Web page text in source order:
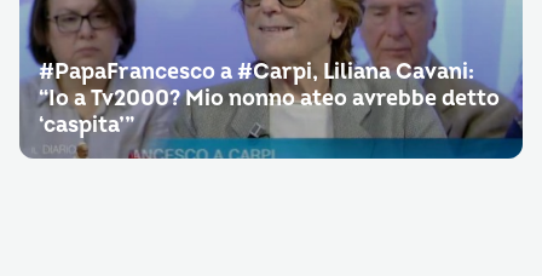
#PapaFrancesco a #Carpi, Liliana Cavani:
“Io a Tv2000? Mio nonno ateo avrebbe detto
‘caspita’”